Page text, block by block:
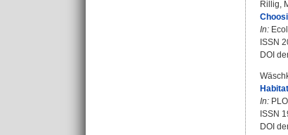
Rillig,
In:
ISSN
DOI
In:
ISSN
DOI